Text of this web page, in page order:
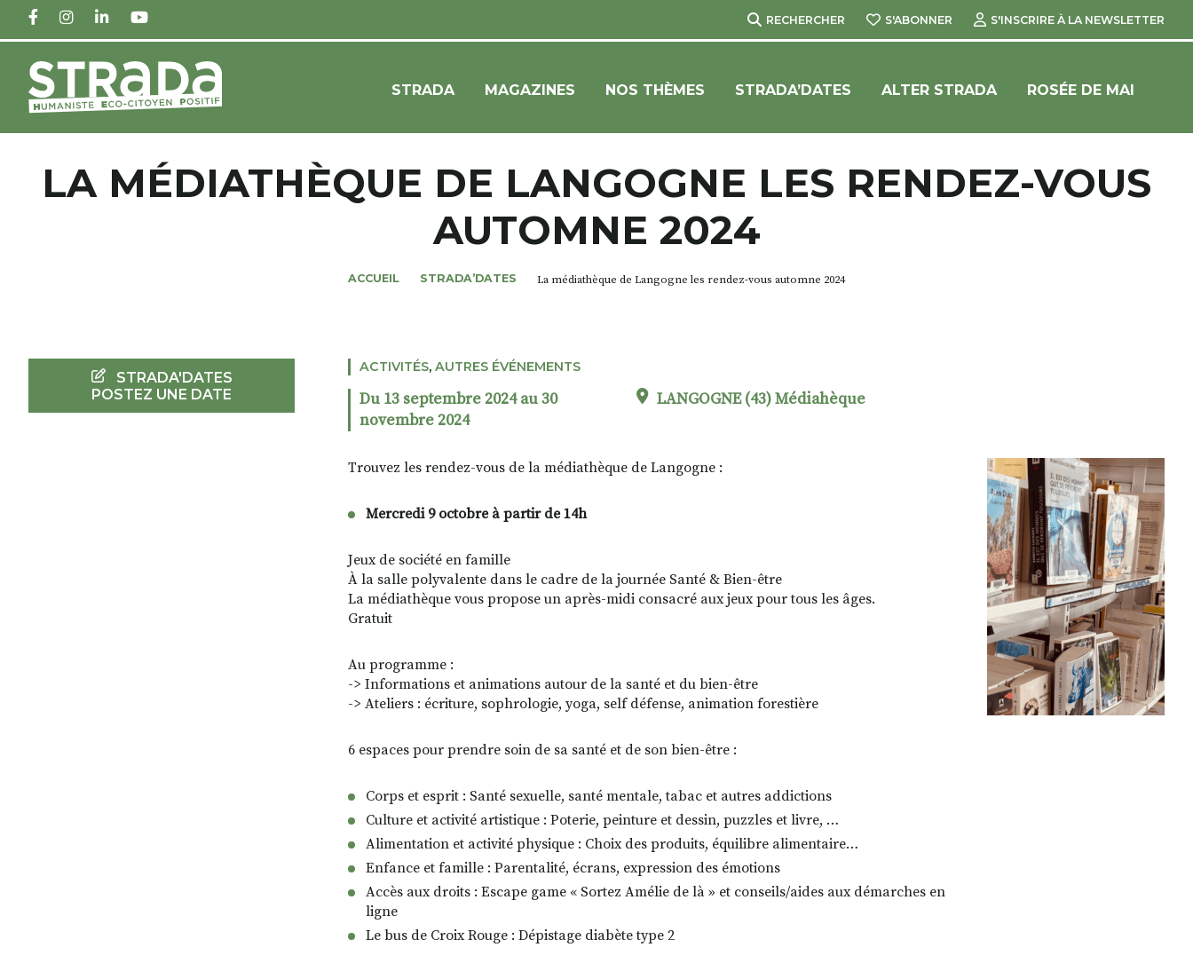
FACEBOOKINSTAGRAM
LINKEDINYOUTUBE RECHERCHER S'ABONNER S'INSCRIRE À LA NEWSLETTER
STRADA MAGAZINES NOS THÈMES STRADA’DATES ALTER STRADA ROSÉE DE MAI
LA MÉDIATHÈQUE DE LANGOGNE LES RENDEZ-VOUS
AUTOMNE 2024
ACCUEIL STRADA’DATES La médiathèque de Langogne les rendez-vous automne 2024
ACTIVITÉS, AUTRES ÉVÉNEMENTS
Du 13 septembre 2024 au 30
novembre 2024
LANGOGNE (43) Médiahèque
Trouvez les rendez-vous de la médiathèque de Langogne :
Mercredi 9 octobre à partir de 14h
Jeux de société en famille
À la salle polyvalente dans le cadre de la journée Santé & Bien-être
La médiathèque vous propose un après-midi consacré aux jeux pour tous les âges.
Gratuit
Au programme :
-> Informations et animations autour de la santé et du bien-être
-> Ateliers : écriture, sophrologie, yoga, self défense, animation forestière
6 espaces pour prendre soin de sa santé et de son bien-être :
Corps et esprit : Santé sexuelle, santé mentale, tabac et autres addictions
Culture et activité artistique : Poterie, peinture et dessin, puzzles et livre, …
Alimentation et activité physique : Choix des produits, équilibre alimentaire…
Enfance et famille : Parentalité, écrans, expression des émotions
Accès aux droits : Escape game « Sortez Amélie de là » et conseils/aides aux démarches en
ligne
Le bus de Croix Rouge : Dépistage diabète type 2
STRADA'DATES
POSTEZ UNE DATE